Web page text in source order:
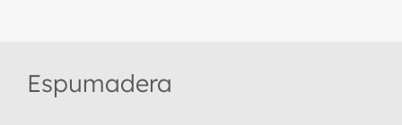
Espumadera